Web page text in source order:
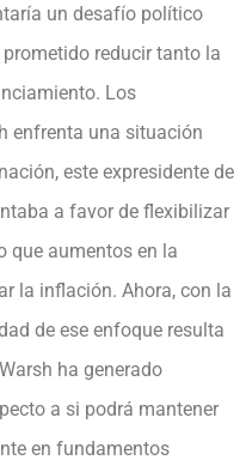
un desafío político
reducir tanto la
Los
enfrenta una situación
este expresidente de
a favor de flexibilizar
que aumentos en la
la inflación. Ahora, con la
de ese enfoque resulta
ha generado
a si podrá mantener
en fundamentos